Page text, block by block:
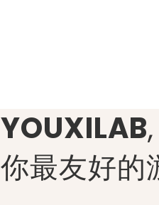
YOUXILAB,
你最友好的